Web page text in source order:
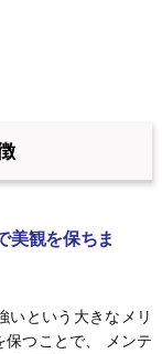
美観を保ちま
いという大きなメリ
保つことで、 メンテ